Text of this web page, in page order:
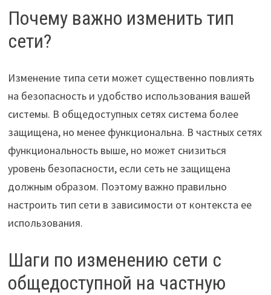
Почему важно изменить тип
сети?
Изменение типа сети может существенно повлиять
на безопасность и удобство использования вашей
системы. В общедоступных сетях система более
защищена, но менее функциональна. В частных сетях
функциональность выше, но может снизиться
уровень безопасности, если сеть не защищена
должным образом. Поэтому важно правильно
настроить тип сети в зависимости от контекста ее
использования.
Шаги по изменению сети с
общедоступной на частную